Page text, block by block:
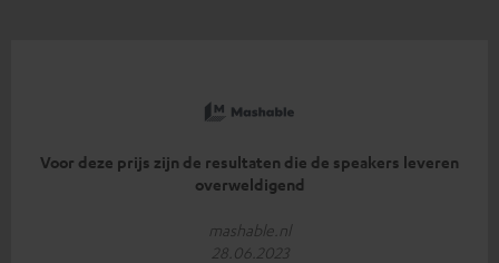
Voor deze prijs zijn de resultaten die de speakers leveren
overweldigend
mashable.nl
28.06.2023